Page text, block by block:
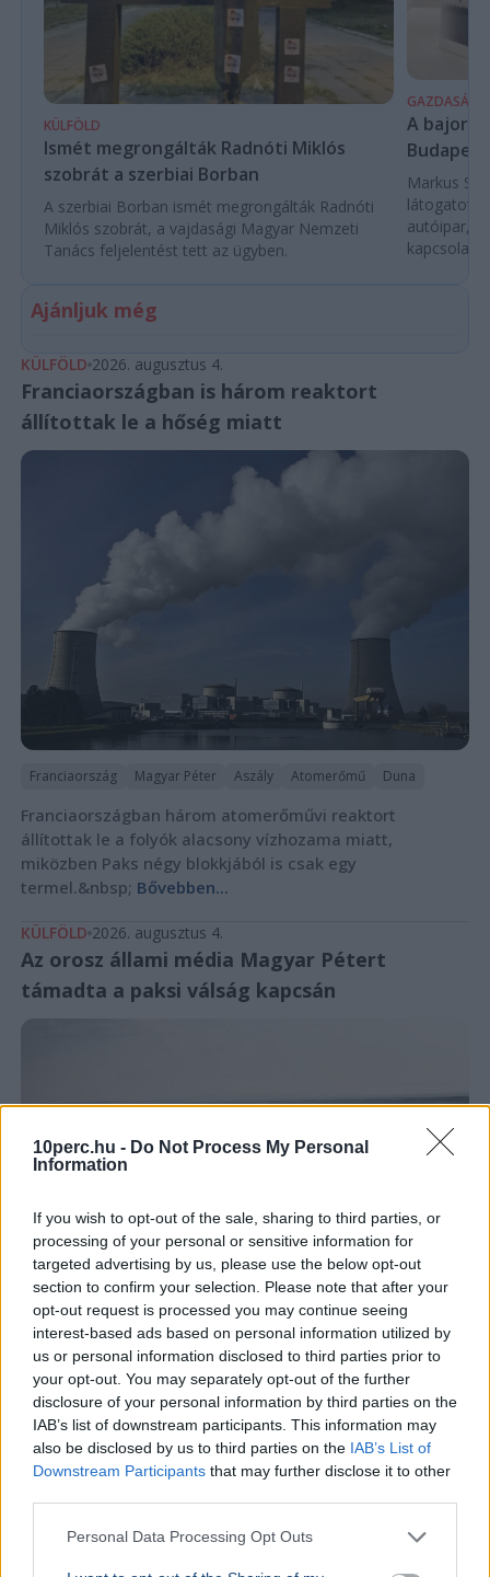
10perc.hu - Do Not Process My Personal
Information
If you wish to opt-out of the sale, sharing to third parties, or
processing of your personal or sensitive information for
targeted advertising by us, please use the below opt-out
section to confirm your selection. Please note that after your
opt-out request is processed you may continue seeing
interest-based ads based on personal information utilized by
us or personal information disclosed to third parties prior to
your opt-out. You may separately opt-out of the further
disclosure of your personal information by third parties on the
IAB’s list of downstream participants. This information may
also be disclosed by us to third parties on the IAB’s List of
Downstream Participants that may further disclose it to other
Personal Data Processing Opt Outs
KÜLFÖLD
Ismét megrongálták Radnóti Miklós
szobrát a szerbiai Borban
A szerbiai Borban ismét megrongálták Radnóti
Miklós szobrát, a vajdasági Magyar Nemzeti
Tanács feljelentést tett az ügyben.
GAZDASÁG
A bajor
Markus
látogatott
autóipar,
Ajánljuk még
KÜLFÖLD 2026. augusztus 4.
Franciaországban is három reaktort
állítottak le a hőség miatt
Franciaország Magyar Péter Aszály Atomerőmű Duna
Franciaországban három atomerőművi reaktort
állítottak le a folyók alacsony vízhozama miatt,
miközben Paks négy blokkjából is csak egy
termel.&nbsp; Bővebben...
KÜLFÖLD 2026. augusztus 4.
Az orosz állami média Magyar Pétert
támadta a paksi válság kapcsán
Oroszország Magyar Péter Paks Atomerőmű
A RIA Novosztyi orosz állami hírügynökség a paksi
vízhiányt kihasználva bírálta gúnyosan Magyar Pétert
korábbi, Paks II-ről tett kritikus kijelentései miatt.
Bővebben...
KÜLFÖLD 2026. augusztus 4.
Tizenkét évig hallgatta a mesét a NATO-